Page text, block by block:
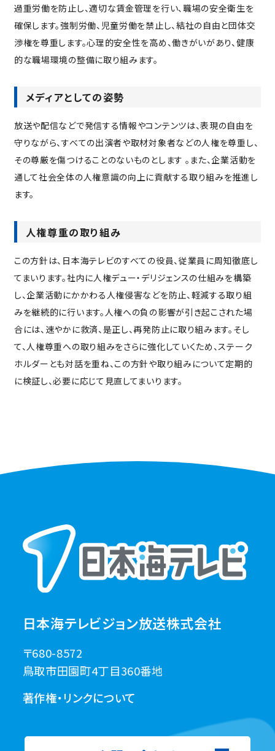
過重労働を防止し、適切な賃金管理を行い、職場の安全衛生を
確保します。強制労働、児童労働を禁止し、結社の自由と団体交
渉権を尊重します。心理的安全性を高め、働きがいがあり、健康
的な職場環境の整備に取り組みます。
メディアとしての姿勢
放送や配信などで発信する情報やコンテンツは、表現の自由を
守りながら、すべての出演者や取材対象者などの人権を尊重し、
その尊厳を傷つけることのないものとします 。また、企業活動を
通して社会全体の人権意識の向上に貢献する取り組みを推進し
ます。
人権尊重の取り組み
この方針は、日本海テレビのすべての役員、従業員に周知徹底し
てまいります。社内に人権デュー・デリジェンスの仕組みを構築
し、企業活動にかかわる人権侵害などを防止、軽減する取り組
みを継続的に行います。人権への負の影響が引き起こされた場
合には、速やかに救済、是正し、再発防止に取り組みます。そし
て、人権尊重への取り組みをさらに強化していくため、ステーク
ホルダーとも対話を重ね、この方針や取り組みについて定期的
に検証し、必要に応じて見直してまいります。
日本海テレビジョン放送株式会社
〒680-8572
鳥取市田園町4丁目360番地
著作権・リンクについて